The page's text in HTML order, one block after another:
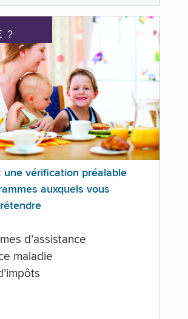
?
une vérification préalable
auxquels vous
d’assistance
maladie